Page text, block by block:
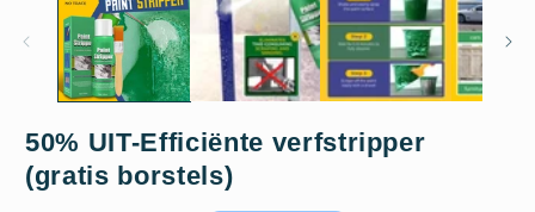
modaal
50% UIT-Efficiënte verfstripper
(gratis borstels)